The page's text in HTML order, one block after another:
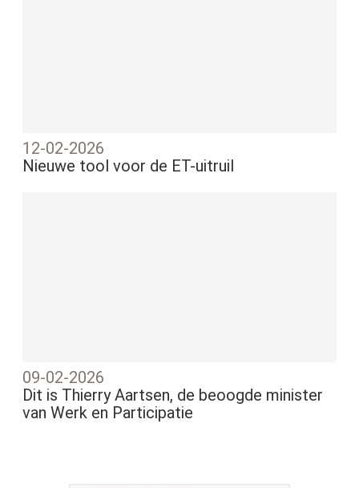
12-02-2026
Nieuwe tool voor de ET-uitruil
09-02-2026
Dit is Thierry Aartsen, de beoogde minister
van Werk en Participatie